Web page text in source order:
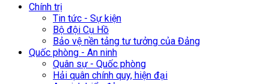
Chính trị
Tin tức - Sự kiện
Bộ đội Cụ Hồ
Bảo vệ nền tảng tư tưởng của Đảng
Quốc phòng - An ninh
Quân sự - Quốc phòng
Hải quân chính quy, hiện đại